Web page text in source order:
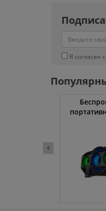
Я согласен